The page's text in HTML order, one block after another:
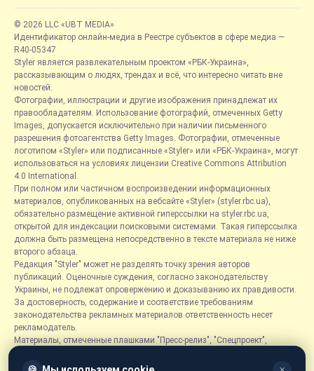
© 2026 LLC «UBT MEDIA»
Идентификатор онлайн-медиа в Реестре субъектов в сфере медиа —
R40-05347
Styler является развлекательным проектом «РБК-Украина»,
рассказывающим о людях, трендах и всё, что интересно читать вне
новостей.
Фотографии, иллюстрации и другие изображения принадлежат их
правообладателям. Использование фотографий, отмеченных Getty
Images, допускается исключительно при наличии письменного
разрешения фотоагентства Getty Images. Фотографии, отмеченные
логотипом «Styler» или подписанные «Styler» или «РБК-Украина», могут
использоваться на условиях лицензии Creative Commons Attribution
4.0 International.
При полном или частичном воспроизведении информационных
материалов, опубликованных на вебсайте «Styler» (styler.rbc.ua),
обязательно размещение активной гиперссылки на styler.rbc.ua,
открытой для индексации поисковыми системами. Такая гиперссылка
должна быть размещена непосредственно в тексте материала не ниже
второго абзаца.
Редакция "Styler" может не разделять точку зрения авторов
публикаций. Оценочные суждения, согласно законодательству
Украины, не подлежат опровержению и доказыванию их правдивости.
За достоверность, содержание и соответствие требованиям
законодательства рекламных материалов ответственность несет
рекламодатель.
Материалы, отмеченные плашками "Пресс-релиз", "Спецпроект",
размещаются на правах рекламы.